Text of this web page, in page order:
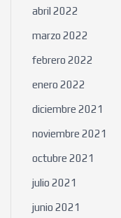
abril 2022
marzo 2022
febrero 2022
enero 2022
diciembre 2021
noviembre 2021
octubre 2021
julio 2021
junio 2021